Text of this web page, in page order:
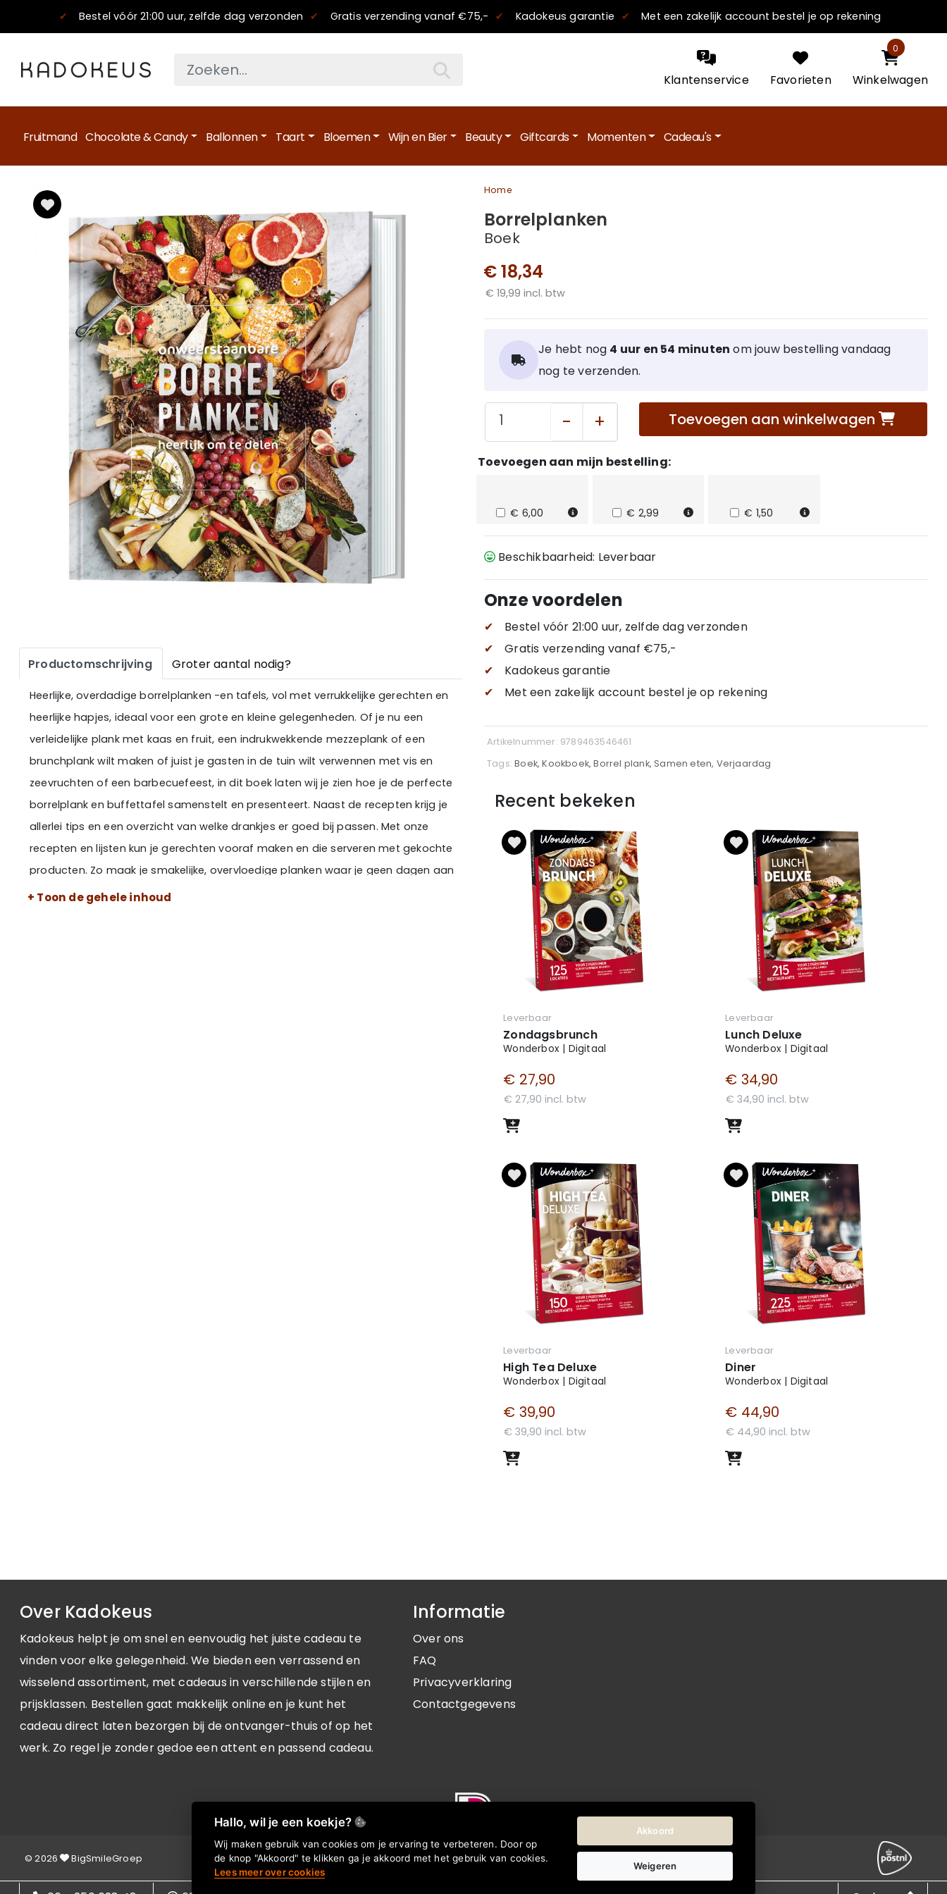
✔ Bestel vóór 21:00 uur, zelfde dag verzonden ✔ Gratis verzendingvanaf €75,- ✔ Kadokeus garantie ✔ Met een zakelijk account bestel je op rekening
Klantenservice Favorieten
0
Winkelwagen
Fruitmand Chocolate & Candy Ballonnen Taart Bloemen Wijn en Bier Beauty Giftcards Momenten Cadeau's
Productomschrijving Groter aantal nodig?
Heerlijke, overdadige borrelplanken -en tafels, vol met verrukkelijke gerechten en
heerlijke hapjes, ideaal voor een grote en kleine gelegenheden. Of je nu een
verleidelijke plank met kaas en fruit, een indrukwekkende mezzeplank of een
brunchplank wilt maken of juist je gasten in de tuin wilt verwennen met vis en
zeevruchten of een barbecuefeest, in dit boek laten wij je zien hoe je de perfecte
borrelplank en buffettafel samenstelt en presenteert. Naast de recepten krijg je
allerlei tips en een overzicht van welke drankjes er goed bij passen. Met onze
recepten en lijsten kun je gerechten vooraf maken en die serveren met gekochte
producten. Zo maak je smakelijke, overvloedige planken waar je geen dagen aan
hoeft te werken. Met mooie stevige kaft met zilverfolie. Super leuk om kado te
+ Toon de gehele inhoud
Home
Borrelplanken
Boek
€ 18,34
€ 19,99 incl. btw
Je hebt nog 4 uur en 54 minuten om jouw bestelling vandaag
nog te verzenden.
- + Toevoegen aan winkelwagen
Toevoegen aan mijn bestelling:
€ 6,00 € 2,99 € 1,50
Beschikbaarheid: Leverbaar
Onze voordelen
✔
Bestel vóór 21:00 uur, zelfde dag verzonden
✔
Gratis verzending vanaf €75,-
✔
Kadokeus garantie
✔
Met een zakelijk account bestel je op rekening
Artikelnummer: 9789463546461
Tags:Boek, Kookboek, Borrel plank, Samen eten, Verjaardag
Recent bekeken
Leverbaar
Zondagsbrunch
Wonderbox | Digitaal
€ 27,90
€ 27,90 incl. btw
Leverbaar
Lunch Deluxe
Wonderbox | Digitaal
€ 34,90
€ 34,90 incl. btw
Leverbaar
High Tea Deluxe
Wonderbox | Digitaal
€ 39,90
€ 39,90 incl. btw
Leverbaar
Diner
Wonderbox | Digitaal
€ 44,90
€ 44,90 incl. btw
Over Kadokeus
Kadokeus helpt je om snel en eenvoudig het juiste cadeau te
vinden voor elke gelegenheid. We bieden een verrassend en
wisselend assortiment, met cadeaus in verschillende stijlen en
prijsklassen. Bestellen gaat makkelijk online en je kunt het
cadeau direct laten bezorgen bij de ontvanger-thuis of op het
werk. Zo regel je zonder gedoe een attent en passend cadeau.
Informatie
Over ons
FAQ
Privacyverklaring
Contactgegevens
© 2026 BigSmileGroep
Hallo, wil je een koekje?
Wij maken gebruik van cookies om je ervaring te verbeteren. Door op
de knop "Akkoord" te klikken ga je akkoord met het gebruik van cookies.
Lees meer over cookies
Akkoord
Weigeren